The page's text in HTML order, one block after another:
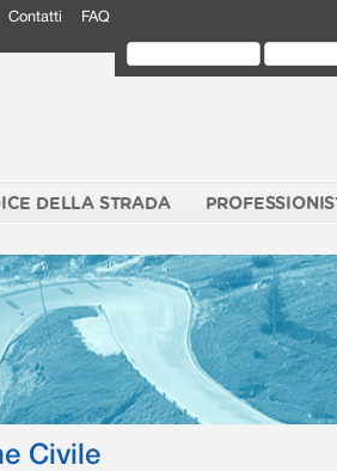
Contatti FAQ
DELLA STRADA
Civile